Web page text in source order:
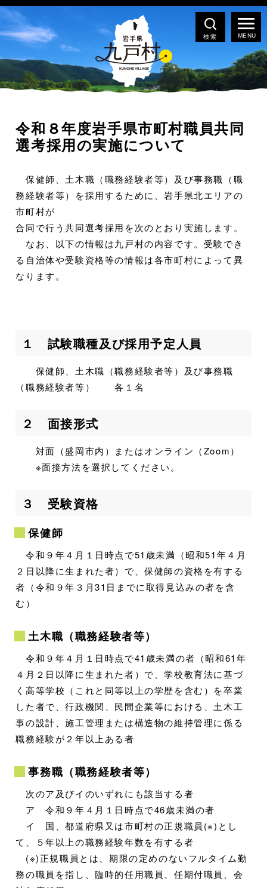
検索
令和８年度岩手県市町村職員共同
選考採用の実施について
保健師、土木職（職務経験者等）及び事務職（職
務経験者等）を採用するために、岩手県北エリアの
市町村が
合同で行う共同選考採用を次のとおり実施します。
なお、以下の情報は九戸村の内容です。受験でき
る自治体や受験資格等の情報は各市町村によって異
なります。
１ 試験職種及び採用予定人員
保健師、土木職（職務経験者等）及び事務職
（職務経験者等） 各１名
２ 面接形式
対面（盛岡市内）またはオンライン（Zoom）
※面接方法を選択してください。
３ 受験資格
保健師
令和９年４月１日時点で51歳未満（昭和51年４月
２日以降に生まれた者）で、保健師の資格を有する
者（令和９年３月31日までに取得見込みの者を含
む）
土木職（職務経験者等）
令和９年４月１日時点で41歳未満の者（昭和61年
４月２日以降に生まれた者）で、学校教育法に基づ
く高等学校（これと同等以上の学歴を含む）を卒業
した者で、行政機関、民間企業等における、土木工
事の設計、施工管理または構造物の維持管理に係る
職務経験が２年以上ある者
事務職（職務経験者等）
次のア及びイのいずれにも該当する者
ア 令和９年４月１日時点で46歳未満の者
イ 国、都道府県又は市町村の正規職員(※)とし
て、５年以上の職務経験年数を有する者
(※)正規職員とは、期限の定めのないフルタイム勤
務の職員を指し、臨時的任用職員、任期付職員、会